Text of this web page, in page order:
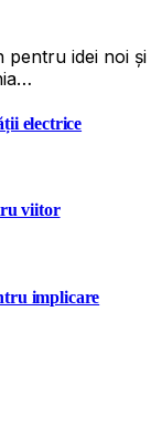
pentru idei noi și
electrice
viitor
implicare